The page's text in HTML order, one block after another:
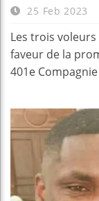
25 Feb 2023
Les trois voleurs
faveur de la
401e